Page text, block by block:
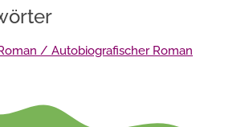
/ Autobiografischer Roman